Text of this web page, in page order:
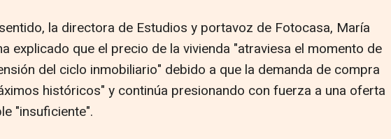
la directora de Estudios y portavoz de Fotocasa, María
explicado que el precio de la vivienda "atraviesa el momento de
del ciclo inmobiliario" debido a que la demanda de compra
históricos" y continúa presionando con fuerza a una oferta
"insuficiente".